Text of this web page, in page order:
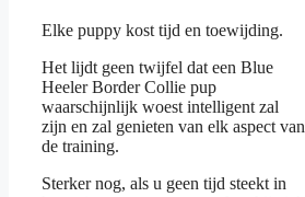
Elke puppy kost tijd en toewijding.
Het lijdt geen twijfel dat een Blue
Heeler Border Collie pup
waarschijnlijk woest intelligent zal
zijn en zal genieten van elk aspect van
de training.
Sterker nog, als u geen tijd steekt in